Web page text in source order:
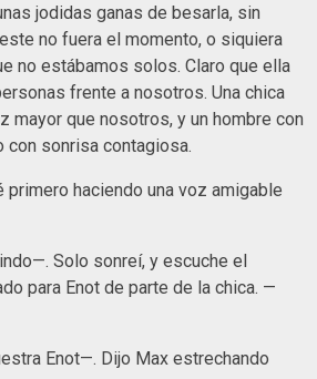
jodidas ganas de besarla, sin
no fuera el momento, o siquiera
no estábamos solos. Claro que ella
frente a nosotros. Una chica
mayor que nosotros, y un hombre con
sonrisa contagiosa.
haciendo una voz amigable
Solo sonreí, y escuche el
para Enot de parte de la chica. —
Enot—. Dijo Max estrechando